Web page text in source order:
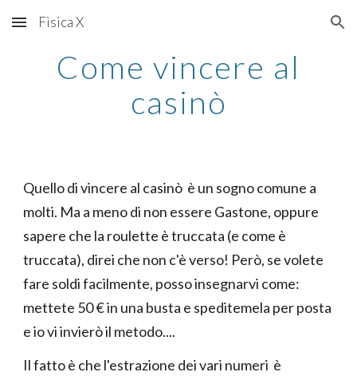
Skip to main content Skip to navigation
Fisica X
Come vincere al
casinò
Quello di vincere al casinò è un sogno comune a
molti. Ma a meno di non essere Gastone, oppure
sapere che la roulette è truccata (e come è
truccata), direi che non c'è verso! Però, se volete
fare soldi facilmente, posso insegnarvi come:
mettete 50 € in una busta e speditemela per posta
e io vi invierò il metodo....
Il fatto è che l'estrazione dei vari numeri è